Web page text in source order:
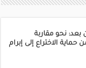
نحو مقاربة
لتفعيل القرار 1275 “من حماية الاختراع إلى إبرام